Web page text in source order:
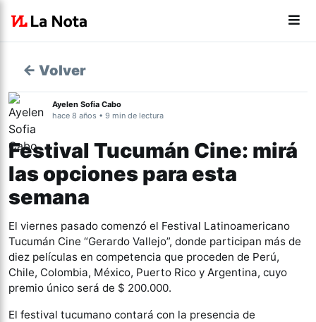
← Volver
Ayelen Sofia Cabo
hace 8 años • 9 min de lectura
Festival Tucumán Cine: mirá
las opciones para esta
semana
El viernes pasado comenzó el Festival Latinoamericano
Tucumán Cine “Gerardo Vallejo”, donde participan más de
diez películas en competencia que proceden de Perú,
Chile, Colombia, México, Puerto Rico y Argentina, cuyo
premio único será de $ 200.000.
El festival tucumano contará con la presencia de